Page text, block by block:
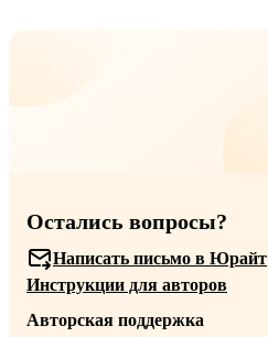
Остались вопросы?
Написать письмо в Юрайт
Инструкции для авторов
Авторская поддержка